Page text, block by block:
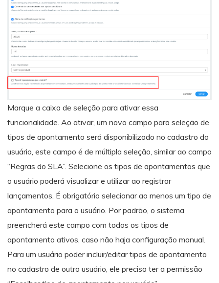
Marque a caixa de seleção para ativar essa
funcionalidade. Ao ativar, um novo campo para seleção de
tipos de apontamento será disponibilizado no cadastro do
usuário, este campo é de múltipla seleção, similar ao campo
“Regras do SLA”. Selecione os tipos de apontamentos que
o usuário poderá visualizar e utilizar ao registrar
lançamentos. É obrigatório selecionar ao menos um tipo de
apontamento para o usuário. Por padrão, o sistema
preencherá este campo com todos os tipos de
apontamento ativos, caso não haja configuração manual.
Para um usuário poder incluir/editar tipos de apontamento
no cadastro de outro usuário, ele precisa ter a permissão